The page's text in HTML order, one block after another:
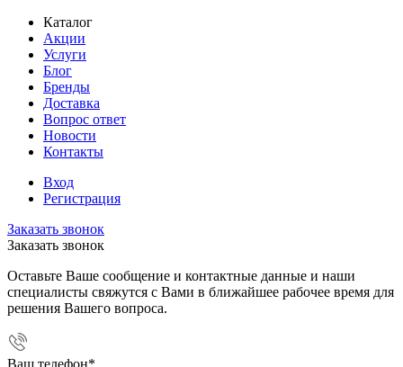
Каталог
Акции
Услуги
Блог
Бренды
Доставка
Вопрос ответ
Новости
Контакты
Вход
Регистрация
Заказать звонок
Заказать звонок
Оставьте Ваше сообщение и контактные данные и наши
специалисты свяжутся с Вами в ближайшее рабочее время для
решения Вашего вопроса.
Ваш телефон*